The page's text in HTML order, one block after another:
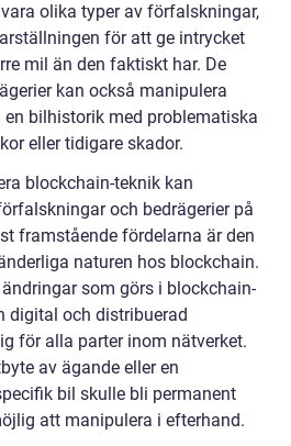
olika typer av förfalskningar,
för att ge intrycket
mil än den faktiskt har. De
kan också manipulera
bilhistorik med problematiska
eller tidigare skador.
blockchain-teknik kan
och bedrägerier på
framstående fördelarna är den
naturen hos blockchain.
som görs i blockchain-
digital och distribuerad
för alla parter inom nätverket.
av ägande eller en
bil skulle bli permanent
att manipulera i efterhand.